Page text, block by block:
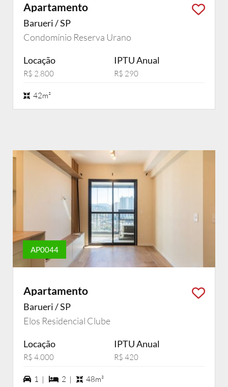
Apartamento
Barueri / SP
Condomínio Reserva Urano
Locação
R$ 2.800
IPTU Anual
R$ 290
42m²
AP0044
Apartamento
Barueri / SP
Elos Residencial Clube
Locação
R$ 4.000
IPTU Anual
R$ 420
1 vagas na garagem
1 | 2 dormiórios
2 | 48m²